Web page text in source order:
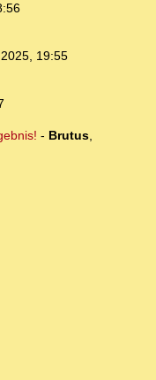
19:55
- Brutus,